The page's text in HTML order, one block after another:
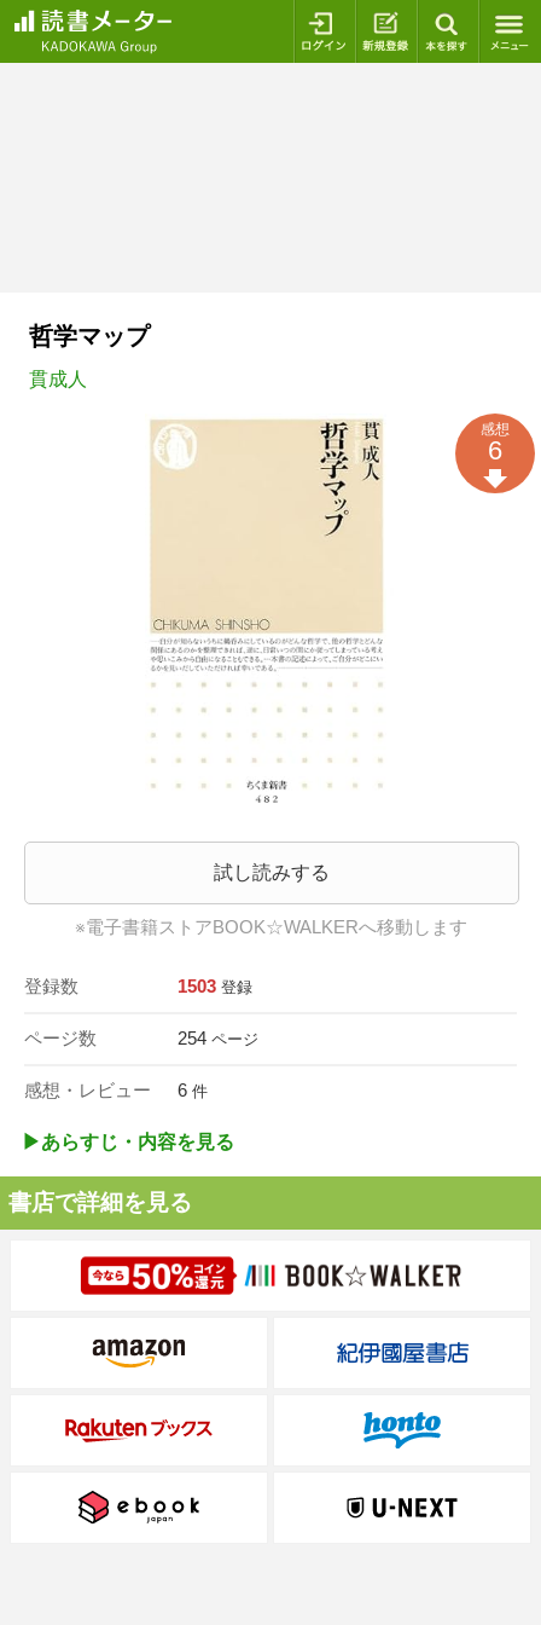
ログイン 新規登録
哲学マップ
貫成人
試し読みする
※電子書籍ストアBOOK☆WALKERへ移動します
登録数 1503 登録
ページ数 254 ページ
感想・レビュー 6 件
感想
6
▶︎あらすじ・内容を見る
書店で詳細を見る